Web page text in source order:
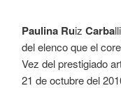
Paulina Ruiz Carba
del elenco que el
Vez del prestigiado
21 de octubre del